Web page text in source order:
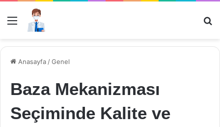
Menü
Anasayfa /Genel
Baza Mekanizması
Seçiminde Kalite ve